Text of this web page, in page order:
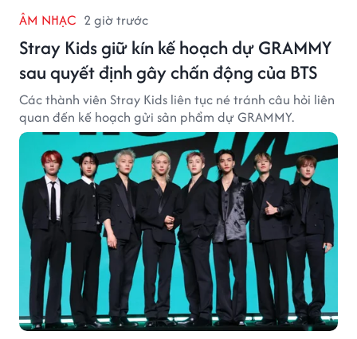
ÂM NHẠC 2 giờ trước
Stray Kids giữ kín kế hoạch dự GRAMMY
sau quyết định gây chấn động của BTS
Các thành viên Stray Kids liên tục né tránh câu hỏi liên
quan đến kế hoạch gửi sản phẩm dự GRAMMY.